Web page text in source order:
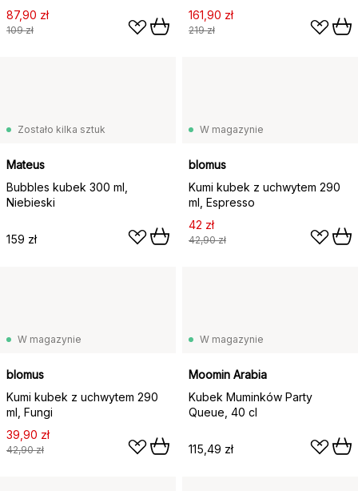
87,90 zł
109 zł
161,90 zł
219 zł
Zostało kilka sztuk
Mateus
Bubbles kubek 300 ml,
Niebieski
159 zł
W magazynie
blomus
Kumi kubek z uchwytem 290
ml, Espresso
42 zł
42,90 zł
W magazynie
blomus
Kumi kubek z uchwytem 290
ml, Fungi
39,90 zł
42,90 zł
W magazynie
Moomin Arabia
Kubek Muminków Party
Queue, 40 cl
115,49 zł